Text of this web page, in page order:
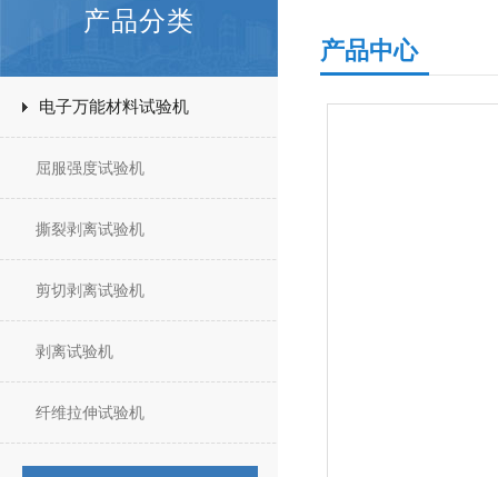
产品分类
电子万能材料试验机
屈服强度试验机
撕裂剥离试验机
剪切剥离试验机
剥离试验机
纤维拉伸试验机
产品中心